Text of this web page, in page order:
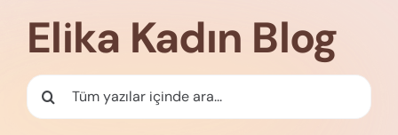
İletişim
Elika Kadın Blog
Ara: